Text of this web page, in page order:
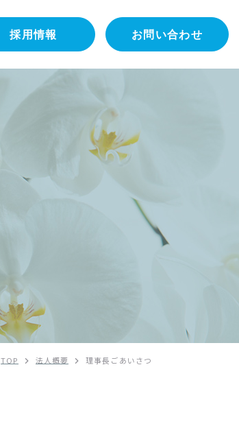
採用情報 お問い合わせ
TOP 法人概要 理事長ごあいさつ